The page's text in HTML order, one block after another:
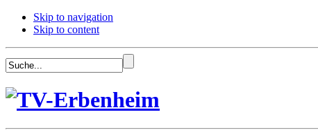
Skip to navigation
Skip to content